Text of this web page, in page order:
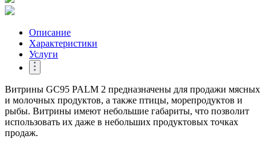
Описание
Характеристики
Услуги
Витрины GC95 PALM 2 предназначены для продажи мясных
и молочных продуктов, а также птицы, морепродуктов и
рыбы. Витрины имеют небольшие габариты, что позволит
использовать их даже в небольших продуктовых точках
продаж.